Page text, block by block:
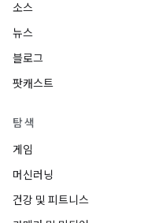
소스
뉴스
블로그
팟캐스트
탐색
게임
머신러닝
건강 및 피트니스